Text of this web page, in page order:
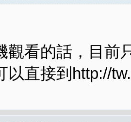
觀看的話，目前
以直接到http://